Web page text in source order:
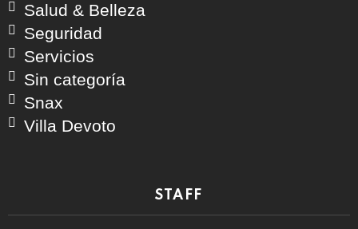
Salud & Belleza
Seguridad
Servicios
Sin categoría
Snax
Villa Devoto
STAFF